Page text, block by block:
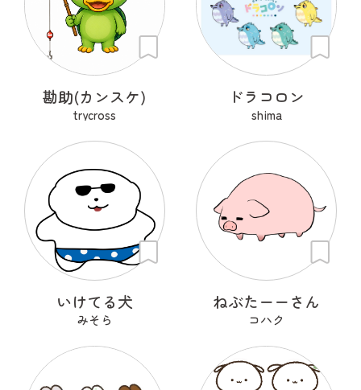
勘助(カンスケ)
trycross
ドラコロン
shima
いけてる犬
みそら
ねぶたーーさん
コハク